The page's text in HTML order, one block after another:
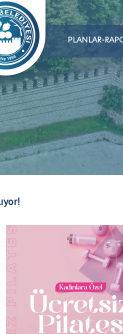
PLANLAR-